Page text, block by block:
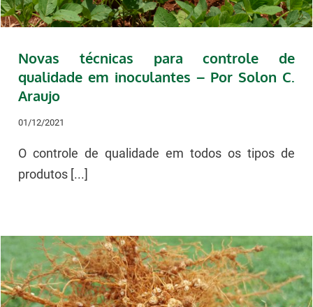
Novas técnicas para controle de
qualidade em inoculantes – Por Solon C.
Araujo
01/12/2021
O controle de qualidade em todos os tipos de
produtos [...]